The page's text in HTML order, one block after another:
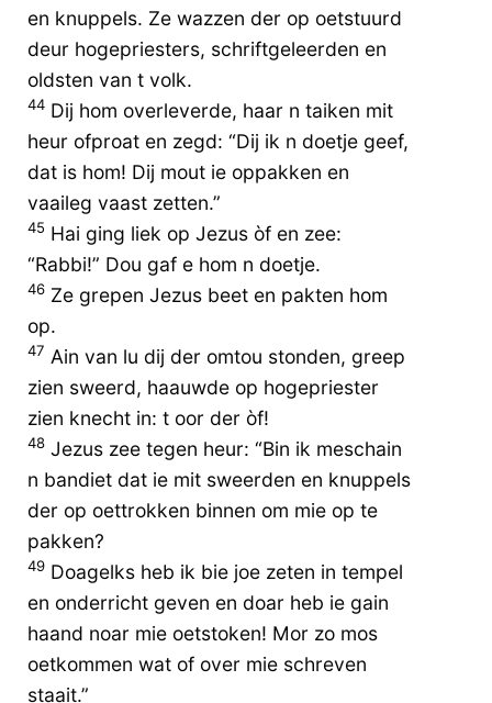
en knuppels. Ze wazzen der op oetstuurd
deur hogepriesters, schriftgeleerden en
oldsten van t volk.
44 Dij hom overleverde, haar n taiken mit
heur ofproat en zegd: “Dij ik n doetje geef,
dat is hom! Dij mout ie oppakken en
vaaileg vaast zetten.”
45 Hai ging liek op Jezus òf en zee:
“Rabbi!” Dou gaf e hom n doetje.
46 Ze grepen Jezus beet en pakten hom
op.
47 Ain van lu dij der omtou stonden, greep
zien sweerd, haauwde op hogepriester
zien knecht in: t oor der òf!
48 Jezus zee tegen heur: “Bin ik meschain
n bandiet dat ie mit sweerden en knuppels
der op oettrokken binnen om mie op te
pakken?
49 Doagelks heb ik bie joe zeten in tempel
en onderricht geven en doar heb ie gain
haand noar mie oetstoken! Mor zo mos
oetkommen wat of over mie schreven
staait.”